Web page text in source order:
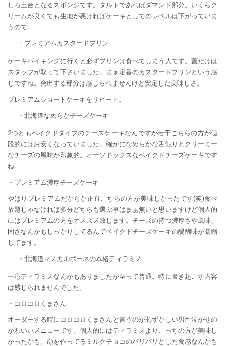
しろ土台となるスポンジです。タルトであればダマンド部分。いくらク
リームが良くても生地が悪ければケーキとしてのレベルは下がっていま
うので。
・プレミアムカスタードプリン
ケーキバイキングに行くと必ずプリンは食べてしまう人です。蓋だけは
スタッフが取って下さいました。まぁ定番のカスタードプリンという感
じですね。突出する部分は感じられませんけど安定した美味しさ。
プレミアムショートケーキをリピート。
・北海道なめらかチーズケーキ
2つともベイクドタイプのチーズケーキなんですが若干こちらの方が値
段的にはお安くなっていました。確かになめらかな舌触りとクリーミー
なチーズの風味が印象的。オーソドックスなベイクドチーズケーキです
ね。
・プレミアム濃厚チーズケーキ
やはりプレミアムだからか正直こちらの方が美味しかったです(笑)食べ
放題じゃなければ多分どちらも選ぶ事はまぁ無いと思いますけど個人的
にはプレミアムの方をオススメ致します。チーズの持つ濃厚さや風味、
固さなんかもしっかりしてるんでベイクドチーズケーキの醍醐味が凝縮
してます。
・北海道マスカルポーネの本格ティラミス
一応ティラミスなんかもありましたが至って普通。特に書き起こす内容
は感じられませんでした。
・コロコロくまさん
オーダーする時にコロコロくまさんと言うのが恥ずかしい男性泣かせの
かわいいメニューです。個人的にはティラミスよりこっちの方が美味し
かったかも。顔を作ってるミルクチョコのパリパリとした食感なんかも